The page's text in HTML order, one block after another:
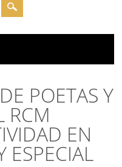
POETAS Y
RCM
EN
ESPECIAL